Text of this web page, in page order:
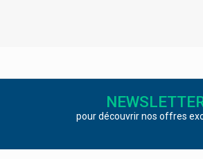
pour découvrir nos offres